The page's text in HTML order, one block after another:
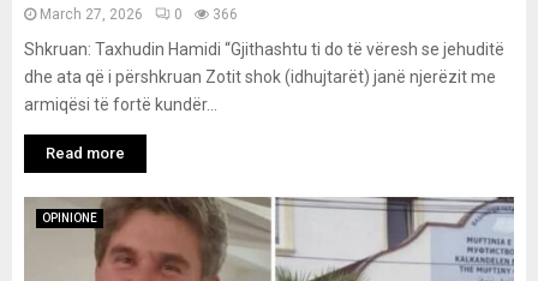
March 27, 2026 0 366
Shkruan: Taxhudin Hamidi “Gjithashtu ti do të vëresh se jehuditë
dhe ata që i përshkruan Zotit shok (idhujtarët) janë njerëzit me
armiqësi të fortë kundër...
Read more
OPINIONE